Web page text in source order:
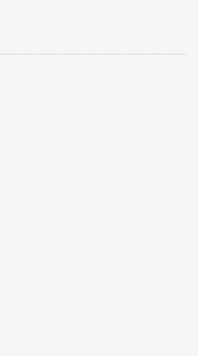
ったときの悲しさ
り始めました。